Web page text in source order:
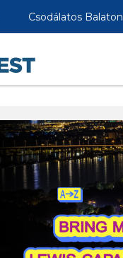
Csodálatos Balaton